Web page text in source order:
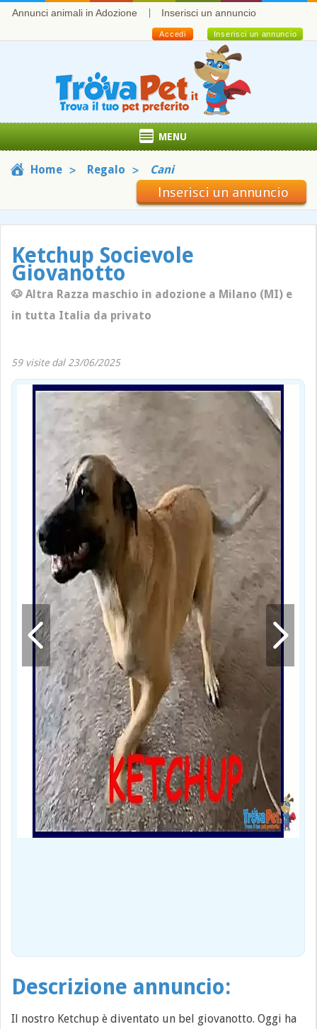
Annunci animali in Adozione Inserisci un annuncio
Inserisci un annuncio
Accedi
MENU
Home Regalo Cani
Inserisci un annuncio
Ketchup Socievole
Giovanotto
🐶 Altra Razza maschio in adozione a Milano (MI) e
in tutta Italia da privato
59 visite dal 23/06/2025
Descrizione annuncio:
Il nostro Ketchup è diventato un bel giovanotto. Oggi ha